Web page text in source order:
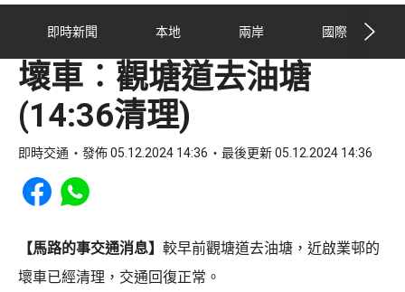
即時新聞 本地 兩岸 國際
壞車︰觀塘道去油塘
(14:36清理)
即時交通 發佈 05.12.2024 14:36 最後更新 05.12.2024 14:36
Share to Facebook
Share to WhatsApp
【馬路的事交通消息】 較早前觀塘道去油塘，近啟業邨的
壞車已經清理，交通回復正常。